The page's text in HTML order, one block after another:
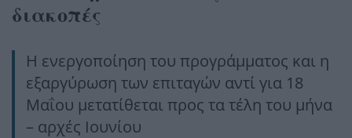
διακοπές
Η ενεργοποίηση του προγράμματος και η
εξαργύρωση των επιταγών αντί για 18
Μαΐου μετατίθεται προς τα τέλη του μήνα
– αρχές Ιουνίου